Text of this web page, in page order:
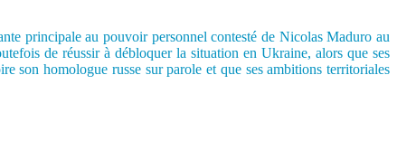
principale au pouvoir personnel contesté de Nicolas Maduro au
de réussir à débloquer la situation en Ukraine, alors que ses
son homologue russe sur parole et que ses ambitions territoriales